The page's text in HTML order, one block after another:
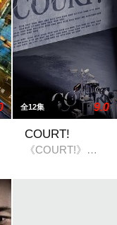
全12集 9.0
COURT!
《COURT!》由3